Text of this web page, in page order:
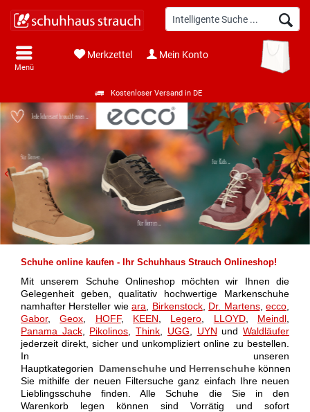
Kostenloser Versand in DE
Menü
Merkzettel Mein Konto
Schuhe online kaufen - Ihr Schuhhaus Strauch Onlineshop!
Mit unserem Schuhe Onlineshop möchten wir Ihnen die
Gelegenheit geben, qualitativ hochwertige Markenschuhe
namhafter Hersteller wieara Birkenstock, Dr. Martens,ecco
Gabor,Geox HOFF, KEEN Legero LLOYD, Meindl
Panama Jack, Pikolinos ,Think UGG UYN undWaldläufer
jederzeit direkt, sicher und unkompliziert online zu bestellen.
In unseren
Hauptkategorien Damenschuhe und Herrenschuhe können
Sie mithilfe der neuen Filtersuche ganz einfach Ihre neuen
Lieblingsschuhe finden. Alle Schuhe die Sie in den
Warenkorb legen können sind Vorrätig und sofort